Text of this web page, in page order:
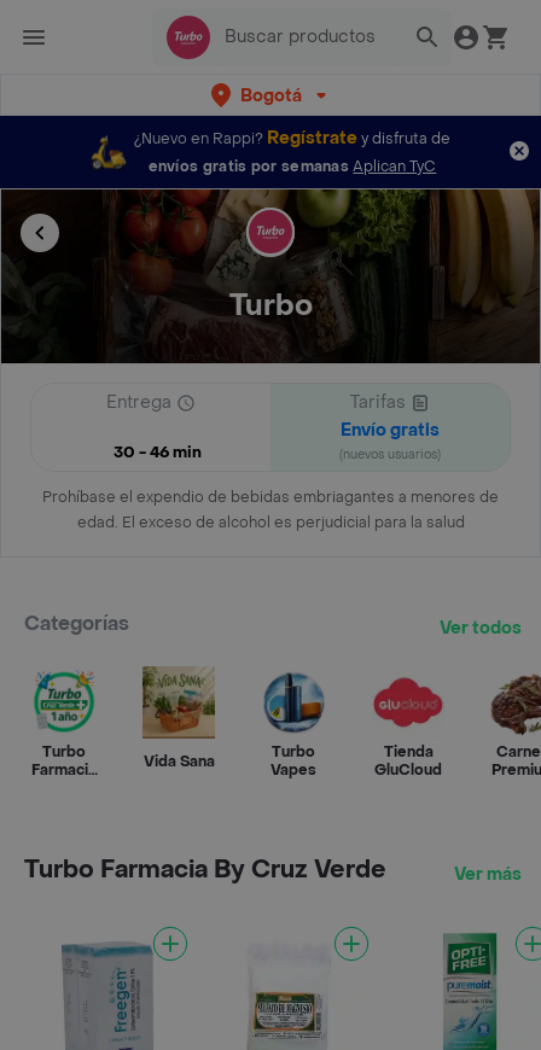
Bogotá
¿Nuevo en Rappi? Regístratey disfruta de
envíos gratis por semanas Aplican TyC
Turbo
Entrega
30 - 46 min
Tarifas
Envío gratis
(nuevos usuarios)
Prohíbase el expendio de bebidas embriagantes a menores de
edad. El exceso de alcohol es perjudicial para la salud
Categorías Ver todos
Turbo
Farmacia
Vida Sana
Turbo
Vapes
Tienda
GluCloud
Turbo Farmacia By Cruz Verde Ver más